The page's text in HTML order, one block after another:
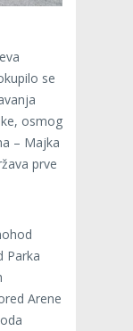
se
osmog
– Majka
prve
Parka
Arene